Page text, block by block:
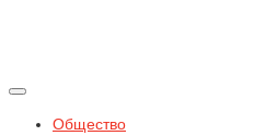
Общество